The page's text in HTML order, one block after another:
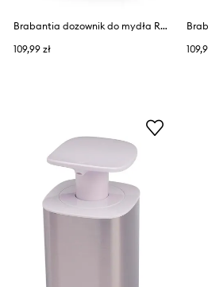
Brabantia dozownik do mydła ReNew 250 ml
109,99 zł